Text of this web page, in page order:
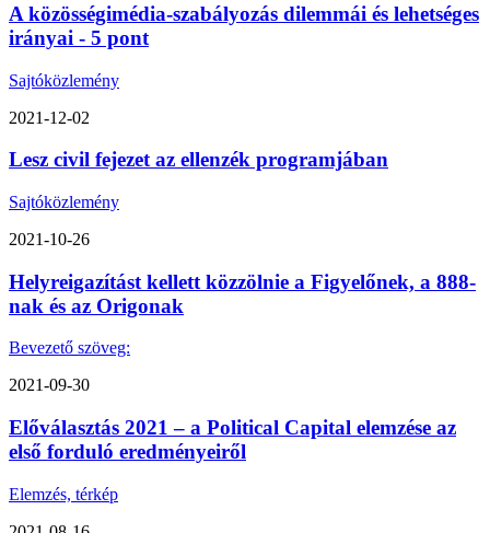
A közösségimédia-szabályozás dilemmái és lehetséges
irányai - 5 pont
Sajtóközlemény
2021-12-02
Lesz civil fejezet az ellenzék programjában
Sajtóközlemény
2021-10-26
Helyreigazítást kellett közzölnie a Figyelőnek, a 888-
nak és az Origonak
Bevezető szöveg:
2021-09-30
Előválasztás 2021 – a Political Capital elemzése az
első forduló eredményeiről
Elemzés, térkép